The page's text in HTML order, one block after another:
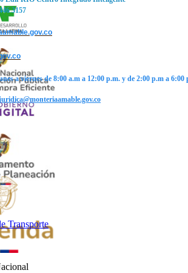
3157
a viernes de 8:00 a.m a 12:00 p.m. y de 2:00 p.m a 6:00
uridica@monteriaamable.gov.co